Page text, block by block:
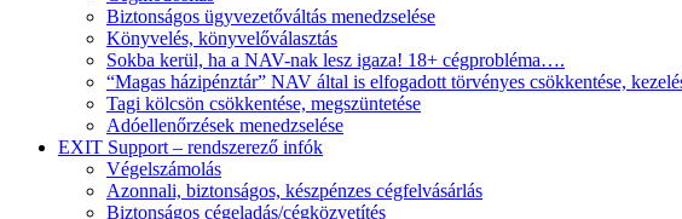
Biztonságos ügyvezetőváltás menedzselése
Könyvelés, könyvelőválasztás
Sokba kerül, ha a NAV-nak lesz igaza! 18+ cégprobléma….
“Magas házipénztár” NAV által is elfogadott törvényes csökkentése,
Tagi kölcsön csökkentése, megszüntetése
Adóellenőrzések menedzselése
EXIT Support – rendszerező infók
Végelszámolás
Azonnali, biztonságos, készpénzes cégfelvásárlás
Biztonságos cégeladás/cégközvetítés